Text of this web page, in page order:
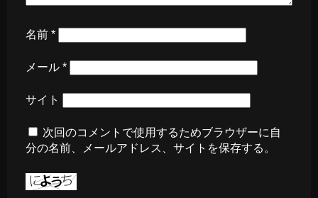
名前 *
メール *
サイト
次回のコメントで使用するためブラウザーに自
分の名前、メールアドレス、サイトを保存する。